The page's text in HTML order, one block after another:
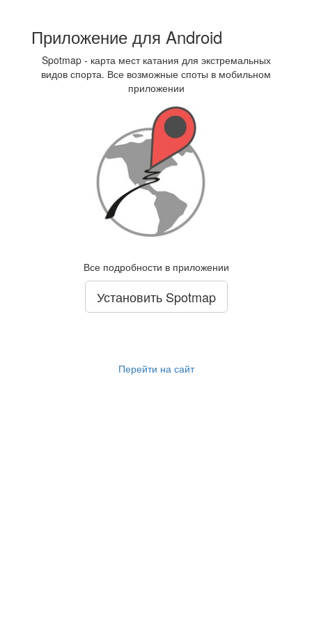
Приложение для Android
Spotmap - карта мест катания для экстремальных
видов спорта. Все возможные споты в мобильном
приложении
Все подробности в приложении
Установить Spotmap
Перейти на сайт